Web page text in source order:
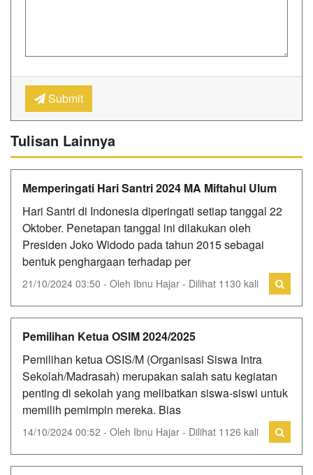
Submit
Tulisan Lainnya
Memperingati Hari Santri 2024 MA Miftahul Ulum
Hari Santri di Indonesia diperingati setiap tanggal 22
Oktober. Penetapan tanggal ini dilakukan oleh
Presiden Joko Widodo pada tahun 2015 sebagai
bentuk penghargaan terhadap per
21/10/2024 03:50 - Oleh Ibnu Hajar - Dilihat 1130 kali
Pemilihan Ketua OSIM 2024/2025
Pemilihan ketua OSIS/M (Organisasi Siswa Intra
Sekolah/Madrasah) merupakan salah satu kegiatan
penting di sekolah yang melibatkan siswa-siswi untuk
memilih pemimpin mereka. Bias
14/10/2024 00:52 - Oleh Ibnu Hajar - Dilihat 1126 kali